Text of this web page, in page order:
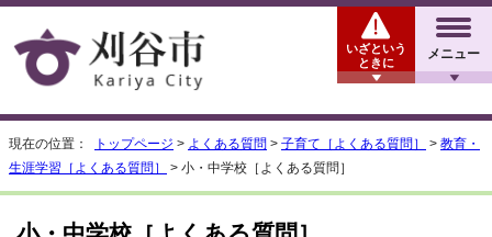
メニュー
いざという
ときに
現在の位置： トップページ > よくある質問 > 子育て［よくある質問］ > 教育・
生涯学習［よくある質問］
> 小・中学校［よくある質問］